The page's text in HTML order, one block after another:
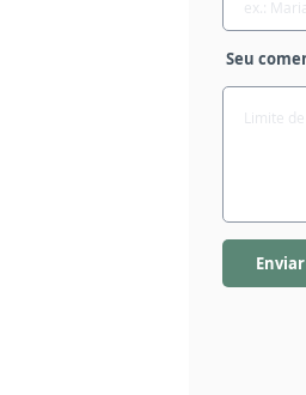
Seu
Enviar